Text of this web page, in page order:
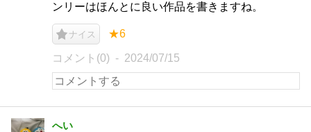
ンリーはほんとに良い作品を書きますね。
ナイス ★6
コメント(0) 2024/07/15
へい